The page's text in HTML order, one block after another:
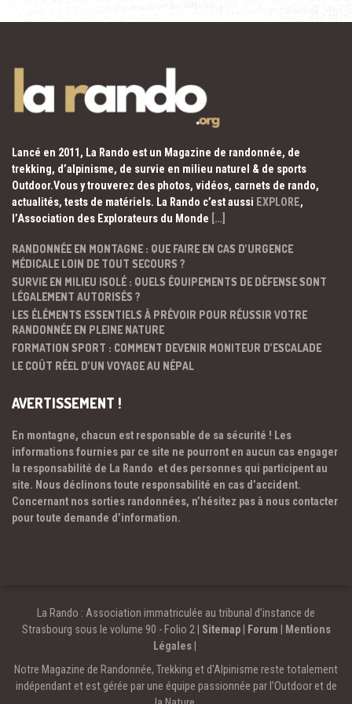
Lancé en 2011, La Rando est un Magazine de randonnée, de
trekking, d’alpinisme, de survie en milieu naturel & de sports
Outdoor.Vous y trouverez des photos, vidéos, carnets de rando,
actualités, tests de matériels. La Rando c’est aussi EXPLORE,
l’Association des Explorateurs du Monde […]
RANDONNÉE EN MONTAGNE : QUE FAIRE EN CAS D’URGENCE
MÉDICALE LOIN DE TOUT SECOURS ?
SURVIE EN MILIEU ISOLÉ : QUELS ÉQUIPEMENTS DE DÉFENSE SONT
LÉGALEMENT AUTORISÉS ?
LES ÉLÉMENTS ESSENTIELS À PRÉVOIR POUR RÉUSSIR VOTRE
RANDONNÉE EN PLEINE NATURE
FORMATION SPORT : COMMENT DEVENIR MONITEUR D’ESCALADE
LE COÛT RÉEL D’UN VOYAGE AU NÉPAL
AVERTISSEMENT !
En montagne, chacun est responsable de sa sécurité ! Les
informations fournies par ce site ne pourront en aucun cas engager
la responsabilité de La Rando et des personnes qui participent au
site. Nous déclinons toute responsabilité en cas d’accident.
Concernant nos sorties randonnées, n’hésitez pas à nous contacter
pour toute demande d’information.
La Rando : Association immatriculée au tribunal d’instance de
Strasbourg sous le volume 90 - Folio 2 | Sitemap| Forum
Mentions
Légales
Notre Magazine de Randonnée, Trekking et d'Alpinisme reste totalement
indépendant et est gérée par une équipe passionnée par l’Outdoor et de